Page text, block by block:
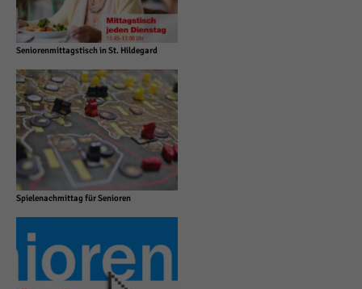
Seniorenmittagstisch in St. Hildegard
Spielenachmittag für Senioren